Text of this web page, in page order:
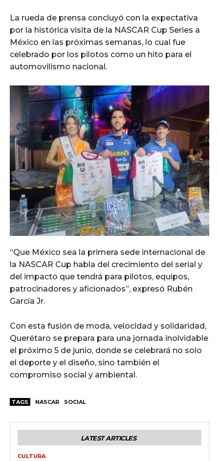
La rueda de prensa concluyó con la expectativa
por la histórica visita de la NASCAR Cup Series a
México en las próximas semanas, lo cual fue
celebrado por los pilotos como un hito para el
automovilismo nacional.
“Que México sea la primera sede internacional de
la NASCAR Cup habla del crecimiento del serial y
del impacto que tendrá para pilotos, equipos,
patrocinadores y aficionados”, expresó Rubén
García Jr.
Con esta fusión de moda, velocidad y solidaridad,
Querétaro se prepara para una jornada inolvidable
el próximo 5 de junio, donde se celebrará no solo
el deporte y el diseño, sino también el
compromiso social y ambiental.
TAGS NASCAR SOCIAL
LATEST ARTICLES
CULTURA